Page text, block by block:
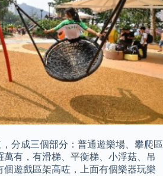
分成三個部分：普通遊樂場、攀爬區
萬有，有滑梯、平衡梯、小浮菇、吊
遊戲區架高咗，上面有個樂器玩樂